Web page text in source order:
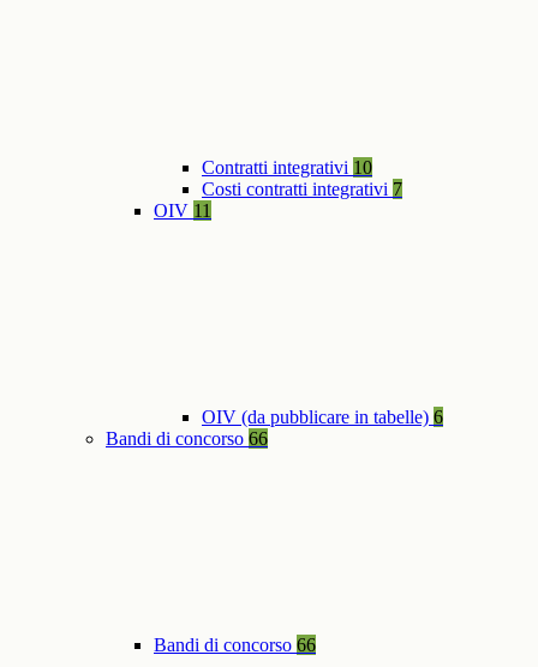
Contratti integrativi 10
Costi contratti integrativi 7
OIV 11
OIV (da pubblicare in tabelle) 6
Bandi di concorso 66
Bandi di concorso 66